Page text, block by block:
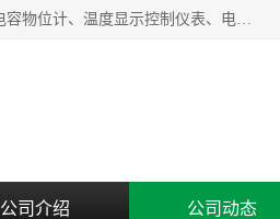
河南新瑞普测控技术有限公司主营：压力变送器、液位变送器、差压变送器、雷达料位计、电容物位计、温度显示控制仪表、电量变送器、流量计、工业自动化系统成套设备。
公司介绍 公司动态